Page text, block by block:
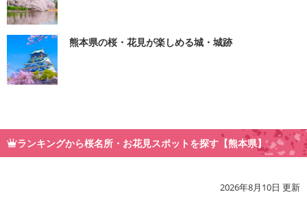
熊本県の桜・花見が楽しめる城・城跡
ランキングから桜名所・お花見スポットを探す【熊本県】
2026年8月10日 更新